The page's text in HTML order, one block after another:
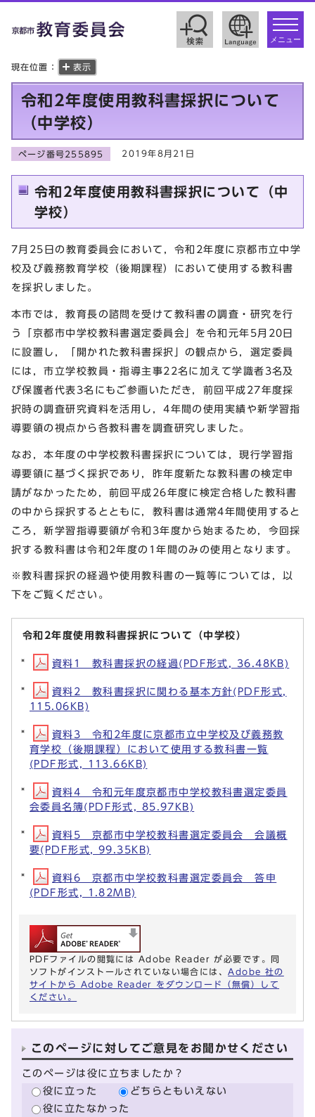
toggle
メニュー
現在位置： 表示
令和2年度使用教科書採択について
（中学校）
ページ番号255895 2019年8月21日
令和2年度使用教科書採択について（中
学校）
7月25日の教育委員会において，令和2年度に京都市立中学
校及び義務教育学校（後期課程）において使用する教科書
を採択しました。
本市では，教育長の諮問を受けて教科書の調査・研究を行
う「京都市中学校教科書選定委員会」を令和元年5月20日
に設置し，「開かれた教科書採択」の観点から，選定委員
には，市立学校教員・指導主事22名に加えて学識者3名及
び保護者代表3名にもご参画いただき，前回平成27年度採
択時の調査研究資料を活用し，4年間の使用実績や新学習指
導要領の視点から各教科書を調査研究しました。
なお，本年度の中学校教科書採択については，現行学習指
導要領に基づく採択であり，昨年度新たな教科書の検定申
請がなかったため，前回平成26年度に検定合格した教科書
の中から採択するとともに，教科書は通常4年間使用すると
ころ，新学習指導要領が令和3年度から始まるため，今回採
択する教科書は令和2年度の1年間のみの使用となります。
※教科書採択の経過や使用教科書の一覧等については，以
下をご覧ください。
令和2年度使用教科書採択について（中学校）
資料1 教科書採択の経過(PDF形式, 36.48KB)
資料2 教科書採択に関わる基本方針(PDF形式,
115.06KB)
資料3 令和2年度に京都市立中学校及び義務教
育学校（後期課程）において使用する教科書一覧
(PDF形式, 113.66KB)
資料4 令和元年度京都市中学校教科書選定委員
会委員名簿(PDF形式, 85.97KB)
資料5 京都市中学校教科書選定委員会 会議概
要(PDF形式, 99.35KB)
資料6 京都市中学校教科書選定委員会 答申
(PDF形式, 1.82MB)
PDFファイルの閲覧には Adobe Reader が必要です。同
ソフトがインストールされていない場合には、Adobe 社の
サイトから Adobe Reader をダウンロード（無償）して
ください。
このページに対してご意見をお聞かせください
このページは役に立ちましたか？
役に立った
どちらともいえない
役に立たなかった